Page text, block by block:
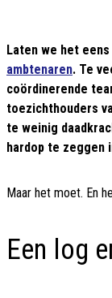
Laten we het
ambtenaren. Te
coördinerende
toezichthouders
te weinig
hardop te zeggen
Maar het moet. En
Een log